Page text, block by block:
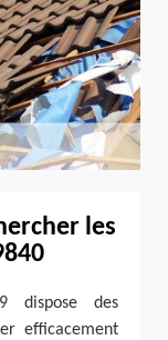
les
dispose des
efficacement